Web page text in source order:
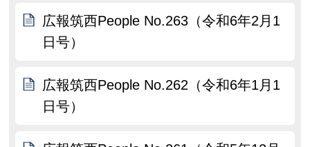
広報筑西People No.263（令和6年2月1
日号）
広報筑西People No.262（令和6年1月1
日号）